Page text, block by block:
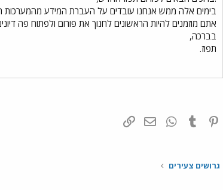
בימים אלה ממש אנחנו עובדים על העברת המידע מהמערכות
אתם מוזמנים להיות הראשונים לחנוך את פורום ולפתוח פה
בברכה,
תפוז.
Reddit
Pinterest
Tumblr
WhatsAppדואר אלקטרוני
גרושים צעירים